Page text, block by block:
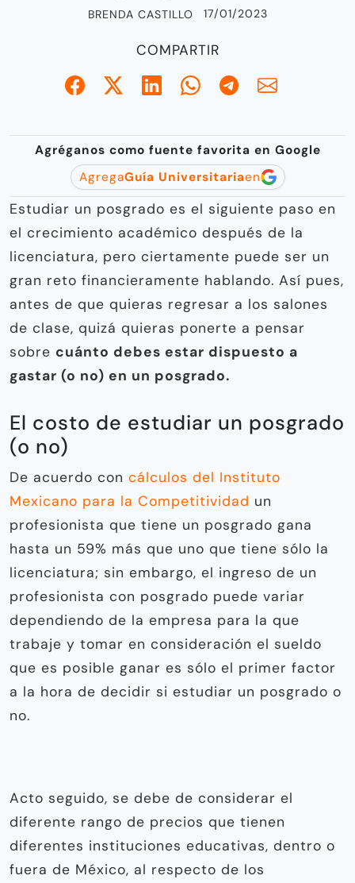
BRENDA CASTILLO 17/01/2023
COMPARTIR
Agréganos como fuente favorita en Google
AgregaGuía Universitariaen
Estudiar un posgrado es el siguiente paso en
el crecimiento académico después de la
licenciatura, pero ciertamente puede ser un
gran reto financieramente hablando. Así pues,
antes de que quieras regresar a los salones
de clase, quizá quieras ponerte a pensar
sobre cuánto debes estar dispuesto a
gastar (o no) en un posgrado.
El costo de estudiar un posgrado
(o no)
De acuerdo con cálculos del Instituto
Mexicano para la Competitividad un
profesionista que tiene un posgrado gana
hasta un 59% más que uno que tiene sólo la
licenciatura; sin embargo, el ingreso de un
profesionista con posgrado puede variar
dependiendo de la empresa para la que
trabaje y tomar en consideración el sueldo
que es posible ganar es sólo el primer factor
a la hora de decidir si estudiar un posgrado o
no.
Acto seguido, se debe de considerar el
diferente rango de precios que tienen
diferentes instituciones educativas, dentro o
fuera de México, al respecto de los